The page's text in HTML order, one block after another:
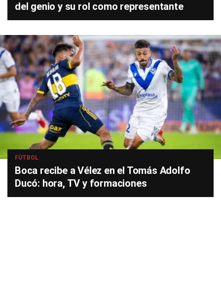
del genio y su rol como representante
FÚTBOL
Boca recibe a Vélez en el Tomás Adolfo
Ducó: hora, TV y formaciones